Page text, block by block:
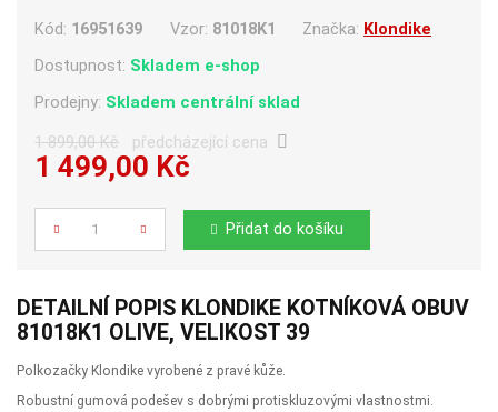
Kód: 16951639 Vzor: 81018K1 Značka: Klondike
Dostupnost: Skladem e-shop
Prodejny: Skladem centrální sklad
1 899,00 Kč předcházející cena
1 499,00 Kč
Počet
Přidat do košíku
DETAILNÍ POPIS KLONDIKE KOTNÍKOVÁ OBUV
81018K1 OLIVE, VELIKOST 39
Polkozačky Klondike vyrobené z pravé kůže.
Robustní gumová podešev s dobrými protiskluzovými vlastnostmi.